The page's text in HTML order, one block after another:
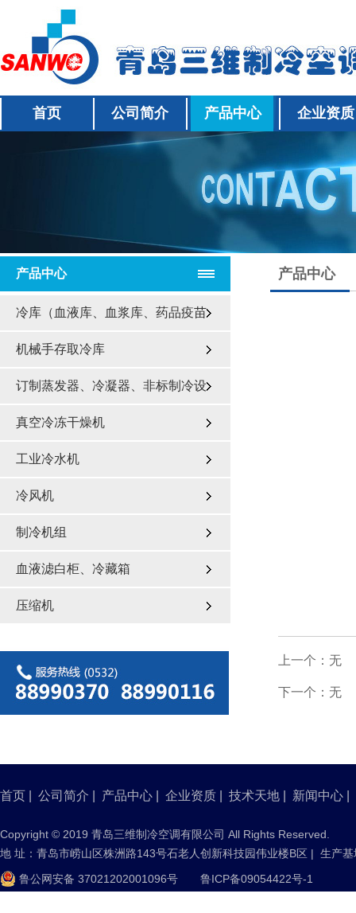
首页 公司简介 产品中心 企业资质
产品中心
冷库（血液库、血浆库、药品疫苗
库、食品库）
机械手存取冷库
订制蒸发器、冷凝器、非标制冷设
备
真空冷冻干燥机
工业冷水机
冷风机
制冷机组
血液滤白柜、冷藏箱
压缩机
产品中心
上一个：无
下一个：无
首页 公司简介 产品中心 企业资质 技术天地 新闻中心
Copyright © 2019 青岛三维制冷空调有限公司 All Rights Reserved.
地 址：青岛市崂山区株洲路143号石老人创新科技园伟业楼B区 | 生产
鲁公网安备 37021202001096号
鲁ICP备09054422号-1